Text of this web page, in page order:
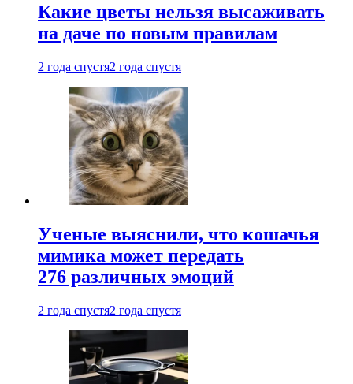
Какие цветы нельзя высаживать
на даче по новым правилам
2 года спустя2 года спустя
Ученые выяснили, что кошачья
мимика может передать
276 различных эмоций
2 года спустя2 года спустя